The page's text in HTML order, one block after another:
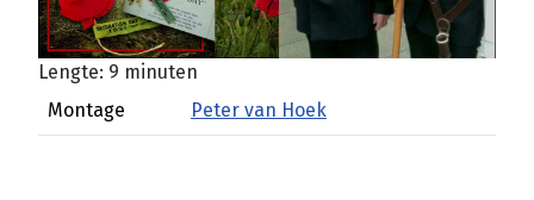
Lengte: 9 minuten
Montage
Peter van Hoek